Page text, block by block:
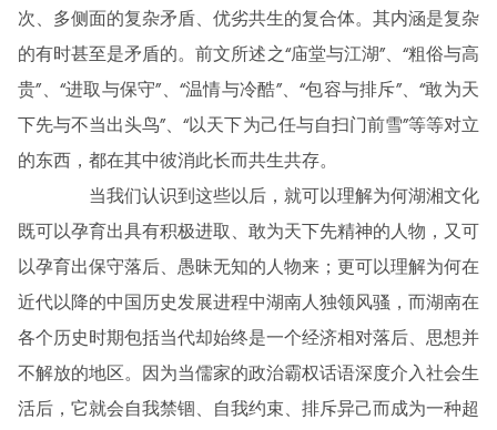
次、多侧面的复杂矛盾、优劣共生的复合体。其内涵是复杂
的有时甚至是矛盾的。前文所述之“庙堂与江湖”、“粗俗与高
贵”、“进取与保守”、“温情与冷酷”、“包容与排斥”、“敢为天
下先与不当出头鸟”、“以天下为己任与自扫门前雪”等等对立
的东西，都在其中彼消此长而共生共存。
当我们认识到这些以后，就可以理解为何湖湘文化
既可以孕育出具有积极进取、敢为天下先精神的人物，又可
以孕育出保守落后、愚昧无知的人物来；更可以理解为何在
近代以降的中国历史发展进程中湖南人独领风骚，而湖南在
各个历史时期包括当代却始终是一个经济相对落后、思想并
不解放的地区。因为当儒家的政治霸权话语深度介入社会生
活后，它就会自我禁锢、自我约束、排斥异己而成为一种超